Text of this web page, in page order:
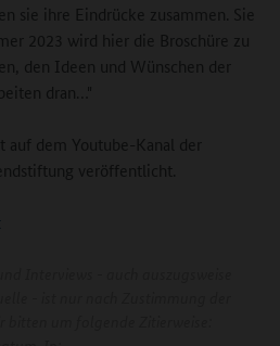
sie ihre Eindrücke zusammen. Sie
2023 wird hier die Broschüre zu
den Ideen und Wünschen der
dran…"
auf dem Youtube-Kanal der
veröffentlicht.